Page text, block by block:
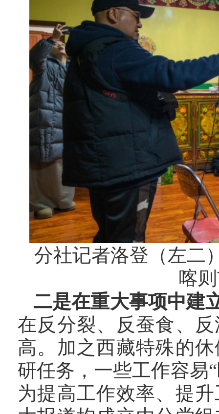
分社记者洛登（左二
喀
二是在重大事项中建
在反分裂、反蚕食、
高。加之西藏特殊的
研任务，一些工作容易
为提高工作效率、提